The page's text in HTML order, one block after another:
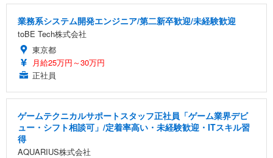
業務系システム開発エンジニア/第二新卒歓迎/未経験歓迎
toBE Tech株式会社
東京都
月給25万円～30万円
正社員
ゲームテクニカルサポートスタッフ正社員「ゲーム業界デビ
ュー・シフト相談可」/定着率高い・未経験歓迎・ITスキル習
得
AQUARIUS株式会社